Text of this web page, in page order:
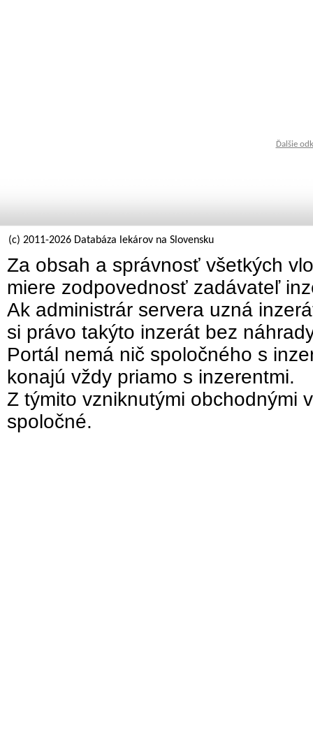
Ďalšie
(c) 2011-2026 Databáza lekárov na Slovensku
Za obsah a správnosť všetkých
miere zodpovednosť zadávateľ
Ak administrár servera uzná
si právo takýto inzerát bez
Portál nemá nič spoločného s
konajú vždy priamo s inzerentmi.
Z týmito vzniknutými obchodnými
spoločné.